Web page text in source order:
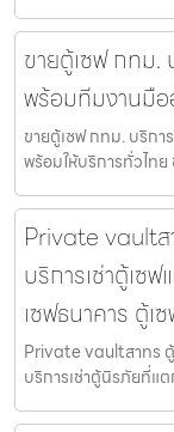
ขายตู้เซฟ กทม.
พร้อมทีมงานมือ
ขายตู้เซฟ กทม. บริก
พร้อมให้บริการทั่วไท
Private vaultส
บริการเช่าตู้เซ
เซฟธนาคาร ตู้เ
Private vaultสาทร ตู้
บริการเช่าตู้นิรภัยที่แ